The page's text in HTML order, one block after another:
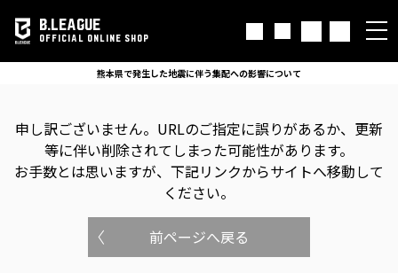
B.LEAGUE
OFFICIAL ONLINE SHOP
熊本県で発生した地震に伴う集配への影響について
申し訳ございません。 URLのご指定に誤りがあるか、更新
等に伴い削除されてしまった可能性があります。
お手数とは思いますが、下記リンクからサイトへ移動して
ください。
前ページへ戻る